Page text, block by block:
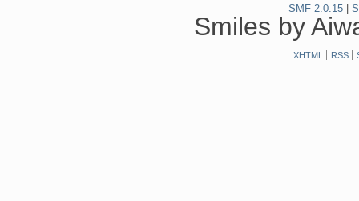
SMF 2.0.15 |
Smiles by
XHTML RSS